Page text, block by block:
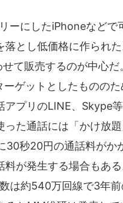
ーにしたiPhoneなどで
とし低価格に作られ
て販売するのが中心
ゲットとしたものの
プリのLINE、Skype
た通話には「かけ放
30秒20円の通話料がか
料が発生する場合もあ
は約540万回線で3年前